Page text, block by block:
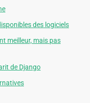
des logiciels
meilleur, mais pas
de Django